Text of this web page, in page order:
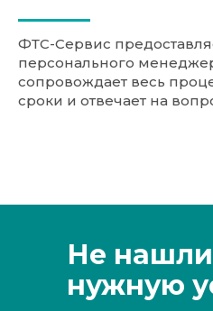
ФТС-Сервис
персонального
сопровождает весь
сроки и отвечает на
Не нашли
нужную